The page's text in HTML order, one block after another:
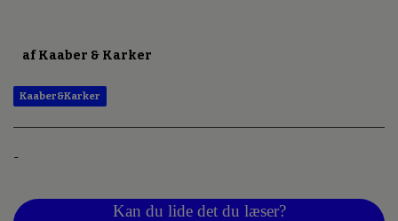
af Kaaber & Karker
Kaaber&Karker
-
Kan du lide det du læser?